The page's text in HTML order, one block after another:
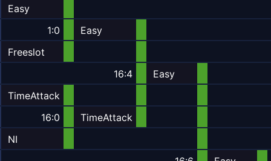
Easy
1:0
Easy
Freeslot
16:4
Easy
TimeAttack
16:0
TimeAttack
NI